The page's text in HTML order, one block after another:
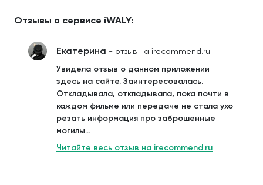
Отзывы о сервисе iWALY:
Екатерина - отзыв на irecommend.ru
Увидела отзыв о данном приложении
здесь на сайте. Заинтересовалась.
Откладывала, откладывала, пока почти в
каждом фильме или передаче не стала ухо
резать информация про заброшенные
могилы...
Читайте весь отзыв на irecommend.ru